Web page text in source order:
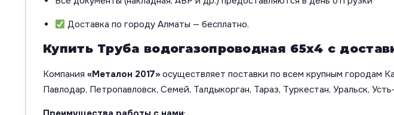
Доставка по городу Алматы — бесплатно.
Купить Труба водогазопроводная 65х4 с
Компания «Металон 2017» осуществляет поставки по всем крупным городам
Павлодар, Петропавловск, Семей, Талдыкорган, Тараз, Туркестан, Уральск,